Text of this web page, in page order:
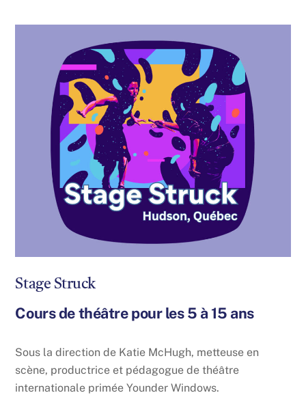
Stage Struck
Cours de théâtre pour les 5 à 15 ans
Sous la direction de Katie McHugh, metteuse en
scène, productrice et pédagogue de théâtre
internationale primée Younder Windows.